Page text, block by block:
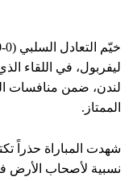
ليفربول، في اللقاء
الممتاز.
شهدت المباراة حذراً
نسبية لأصحاب الأرض